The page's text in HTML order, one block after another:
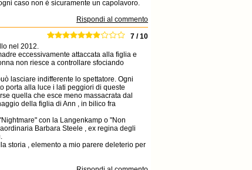
caso non è sicuramente un capolavoro.
Rispondi al commento
7 / 10
nel 2012.
eccessivamente attaccata alla figlia e
non riesce a controllare sfociando
lasciare indifferente lo spettatore. Ogni
porta alla luce i lati peggiori di queste
quella che esce meno massacrata dal
della figlia di Ann , in bilico fra
con la Langenkamp o "Non
Barbara Steele , ex regina degli
storia , elemento a mio parere deleterio per